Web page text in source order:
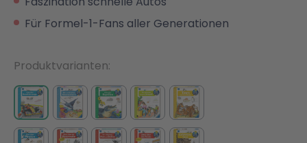
Malen & Zeichnen
Marvel™ Super Heroes
Minifiguren
NINJAGO®
Knights
Sports Action
VW
Für Formel-1-Fans aller Generationen
Produktvarianten